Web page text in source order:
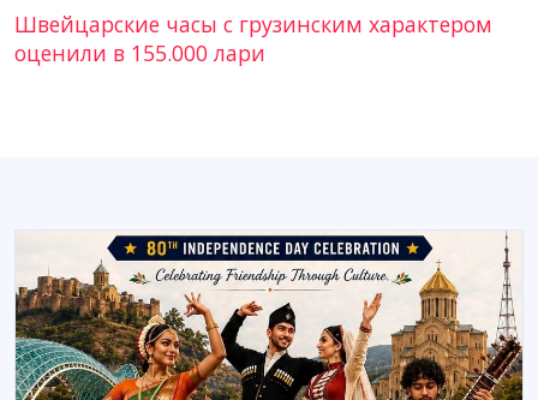
Швейцарские часы с грузинским характером
оценили в 155.000 лари